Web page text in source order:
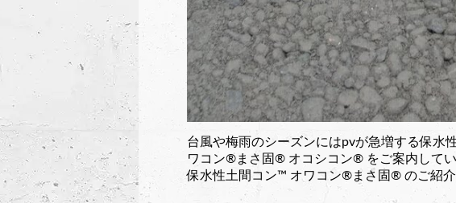
台風や梅雨のシーズンにはpvが急増する保水
ワコン®︎まさ固®︎ オコシコン®︎ をご案内して
保水性土間コン™︎ オワコン®︎まさ固®︎ のご紹介